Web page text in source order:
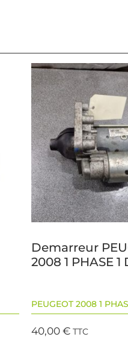
Demarreur
2008 1 PHASE 1
PEUGEOT 2008 1
40,00€ TTC